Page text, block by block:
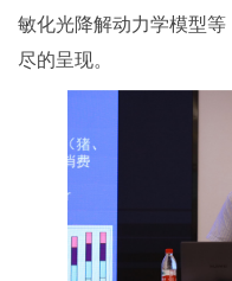
敏化光降解动力学模型
尽的呈现。